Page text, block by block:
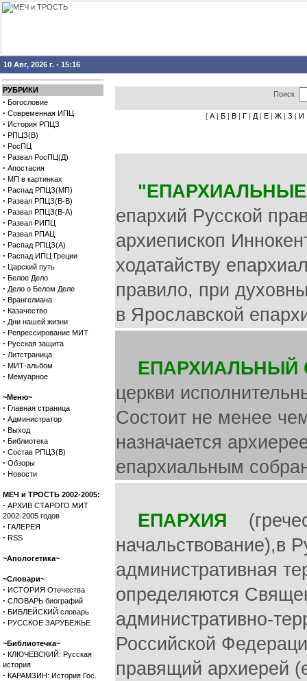
10 Авг, 2026 г. - 15:16
РУБРИКИ
· Богословие
· Современная ИПЦ
· История РПЦЗ
· РПЦЗ(В)
· РосПЦ
· Развал РосПЦ(Д)
· Апостасия
· МП в картинках
· Распад РПЦЗ(МП)
· Развал РПЦЗ(В-В)
· Развал РПЦЗ(В-А)
· Развал РИПЦ
· Развал РПАЦ
· Распад РПЦЗ(А)
· Распад ИПЦ Греции
· Царский путь
· Белое Дело
· Дело о Белом Деле
· Врангелиана
· Казачество
· Дни нашей жизни
· Репрессирование МИТ
· Русская защита
· Литстраница
· МИТ-альбом
· Мемуарное
~Меню~
· Главная страница
· Администратор
· Выход
· Библиотека
· Состав РПЦЗ(В)
· Обзоры
· Новости
МЕЧ и ТРОСТЬ 2002-2005:
· АРХИВ СТАРОГО МИТ
2002-2005 годов
· ГАЛЕРЕЯ
· RSS
~Апологетика~
~Словари~
· ИСТОРИЯ Отечества
· СЛОВАРЬ биографий
· БИБЛЕЙСКИЙ словарь
· РУССКОЕ ЗАРУБЕЖЬЕ
~Библиотечка~
· КЛЮЧЕВСКИЙ: Русская
история
· КАРАМЗИН: История Гос.
Поиск
[ А | Б | В | Г | Д | Е | Ж | З | И
епархий Русской
архиепископ
ходатайству
правило, при
в Ярославской
ЕПАРХИАЛЬНЫЙ
церкви
Состоит не менее
назначается
епархиальным
ЕПАРХИЯ
начальствование),в
административная
определяются
административно-
Российской
правящий архиерей